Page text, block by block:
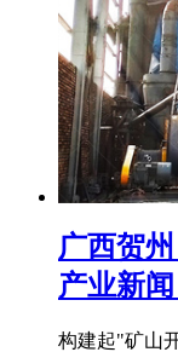
广西贺
产业新
构建起"矿山